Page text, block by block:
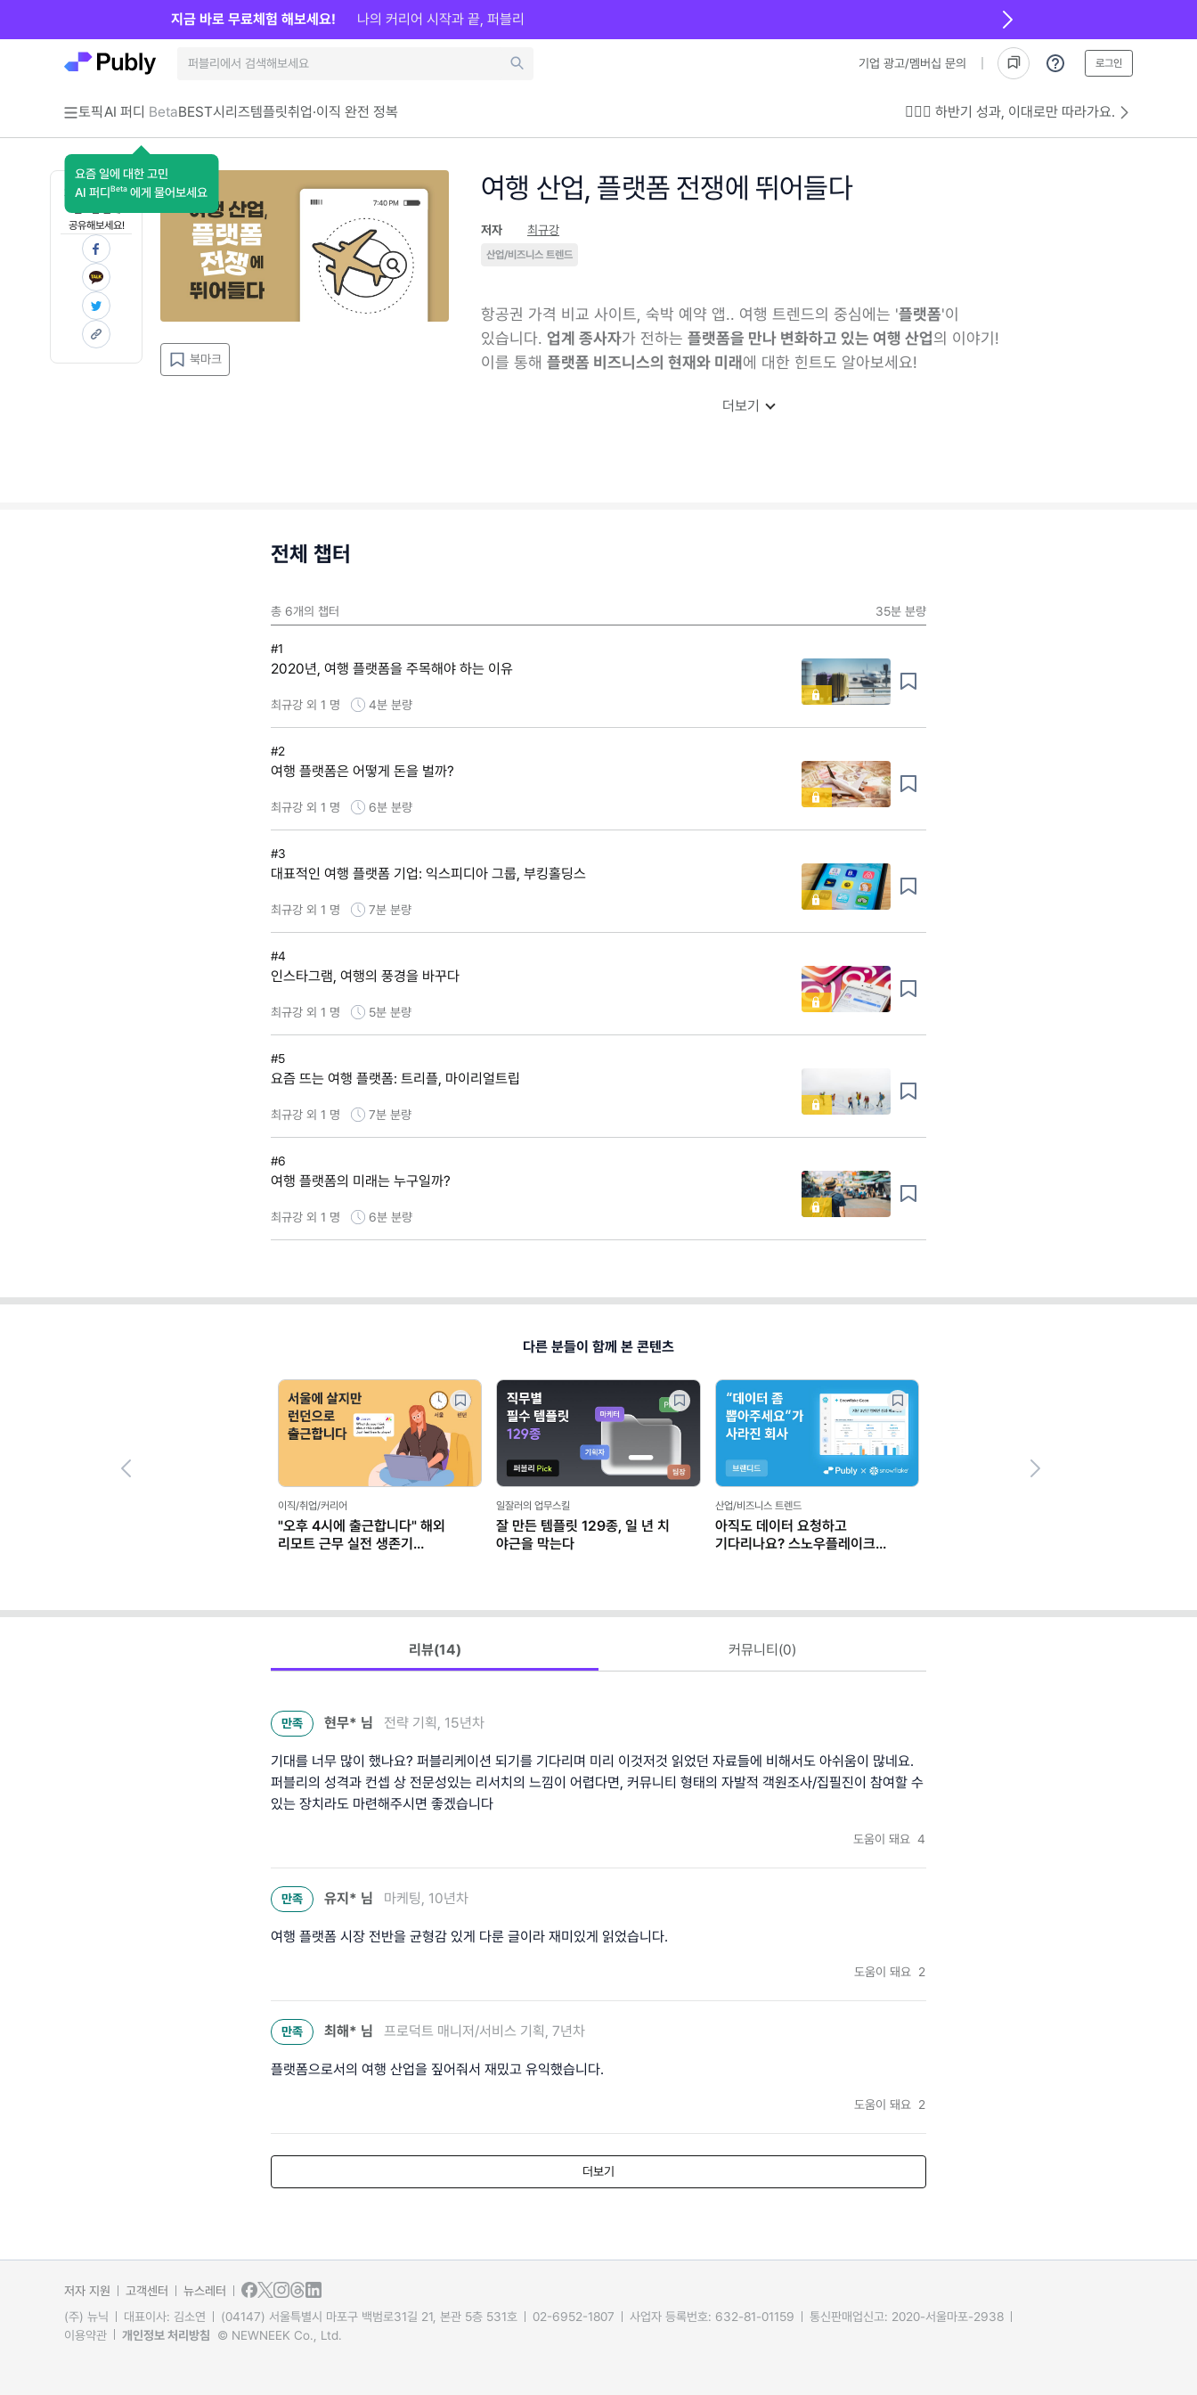
기업 광고/멤버십 문의 로그인
토픽AI 퍼디 Beta
요즘 일에 대한 고민
AI 퍼디 Beta 에게 물어보세요
BEST시리즈템플릿취업·이직 완전 정복 💁🏻‍♂️ 하반기 성과, 이대로만 따라가요.
지금 바로 무료체험 해보세요! 나의 커리어 시작과 끝, 퍼블리
지금 인사이트가
공유해보세요!
북마크
여행 산업, 플랫폼 전쟁에 뛰어들다
저자 최규강
산업/비즈니스 트렌드
항공권 가격 비교 사이트, 숙박 예약 앱.. 여행 트렌드의 중심에는 '플랫폼'이
있습니다. 업계 종사자가 전하는 플랫폼을 만나 변화하고 있는 여행 산업의 이야기!
이를 통해 플랫폼 비즈니스의 현재와 미래 에 대한 힌트도 알아보세요!
더보기
전체 챕터
총 6개의 챕터 35분 분량
#1
2020년, 여행 플랫폼을 주목해야 하는 이유
최규강 외 1 명 4분 분량
#2
여행 플랫폼은 어떻게 돈을 벌까?
최규강 외 1 명 6분 분량
#3
대표적인 여행 플랫폼 기업: 익스피디아 그룹, 부킹홀딩스
최규강 외 1 명 7분 분량
#4
인스타그램, 여행의 풍경을 바꾸다
최규강 외 1 명 5분 분량
#5
요즘 뜨는 여행 플랫폼: 트리플, 마이리얼트립
최규강 외 1 명 7분 분량
#6
여행 플랫폼의 미래는 누구일까?
최규강 외 1 명 6분 분량
다른 분들이 함께 본 콘텐츠
이직/취업/커리어
"오후 4시에 출근합니다" 해외
리모트 근무 실전 생존기
일잘러의 업무스킬
잘 만든 템플릿 129종, 일 년 치
야근을 막는다
산업/비즈니스 트렌드
아직도 데이터 요청하고
기다리나요? 스노우플레이크
리뷰(14) 커뮤니티(0)
만족 현무* 님 전략 기획, 15년차
기대를 너무 많이 했나요? 퍼블리케이션 되기를 기다리며 미리 이것저것 읽었던 자료들에 비해서도 아쉬움이 많네요.
퍼블리의 성격과 컨셉 상 전문성있는 리서치의 느낌이 어렵다면, 커뮤니티 형태의 자발적 객원조사/집필진이 참여할 수
있는 장치라도 마련해주시면 좋겠습니다
도움이 돼요 4
만족 유지* 님 마케팅, 10년차
여행 플랫폼 시장 전반을 균형감 있게 다룬 글이라 재미있게 읽었습니다.
도움이 돼요 2
만족 최해* 님 프로덕트 매니저/서비스 기획, 7년차
플랫폼으로서의 여행 산업을 짚어줘서 재밌고 유익했습니다.
도움이 돼요 2
더보기
저자 지원 고객센터
뉴스레터
(주) 뉴닉
대표이사: 김소연 (04147) 서울특별시 마포구 백범로31길 21, 본관 5층 531호 02-6952-1807 사업자 등록번호: 632-81-01159
통신판매업신고: 2020-서울마포-2938
이용약관
개인정보 처리방침 © NEWNEEK Co., Ltd.